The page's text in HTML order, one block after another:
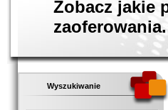
Zobacz jakie
zaoferowania.
Wyszukiwanie